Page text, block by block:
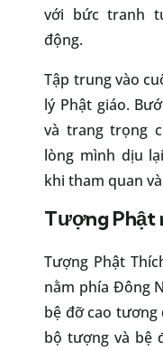
với bức tranh
động.
Tập trung vào
lý Phật giáo.
và trang trọng
lòng mình dịu
khi tham quan
Tượng Phật
Tượng Phật
nằm phía Đông
bệ đỡ cao tương
bộ tượng và bệ